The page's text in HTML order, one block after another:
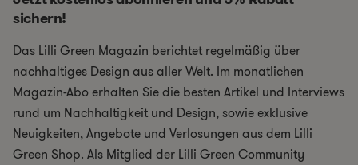
sichern!
Das Lilli Green Magazin berichtet regelmäßig über
nachhaltiges Design aus aller Welt. Im monatlichen
Magazin-Abo erhalten Sie die besten Artikel und Interviews
rund um Nachhaltigkeit und Design, sowie exklusive
Neuigkeiten, Angebote und Verlosungen aus dem Lilli
Green Shop. Als Mitglied der Lilli Green Community